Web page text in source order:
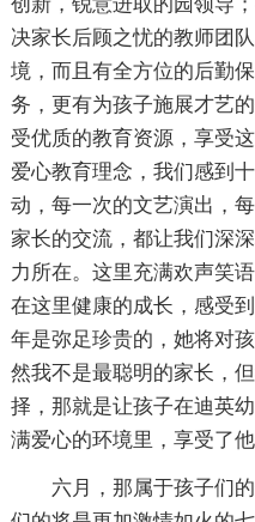
决家长后顾之忧的教师团
境，而且有全方位的后勤
务，更有为孩子施展才艺
受优质的教育资源，享受
爱心教育理念，我们感到
动，每一次的文艺演出，
家长的交流，都让我们深
力所在。这里充满欢声笑
在这里健康的成长，感受
年是弥足珍贵的，她将对
然我不是最聪明的家长，
择，那就是让孩子在迪英
满爱心的环境里，享受了
六月，那属于孩子们